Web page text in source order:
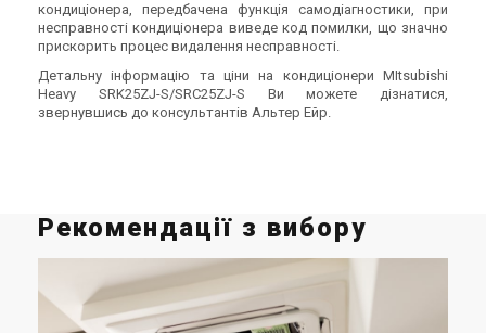
кондиціонера, передбачена функція самодіагностики, при
несправності кондиціонера виведе код помилки, що значно
прискорить процес видалення несправності.
Детальну інформацію та ціни на кондиціонери MItsubishi
Heavy SRK25ZJ-S/SRC25ZJ-S Ви можете дізнатися,
звернувшись до консультантів Альтер Ейр.
Рекомендації з вибору